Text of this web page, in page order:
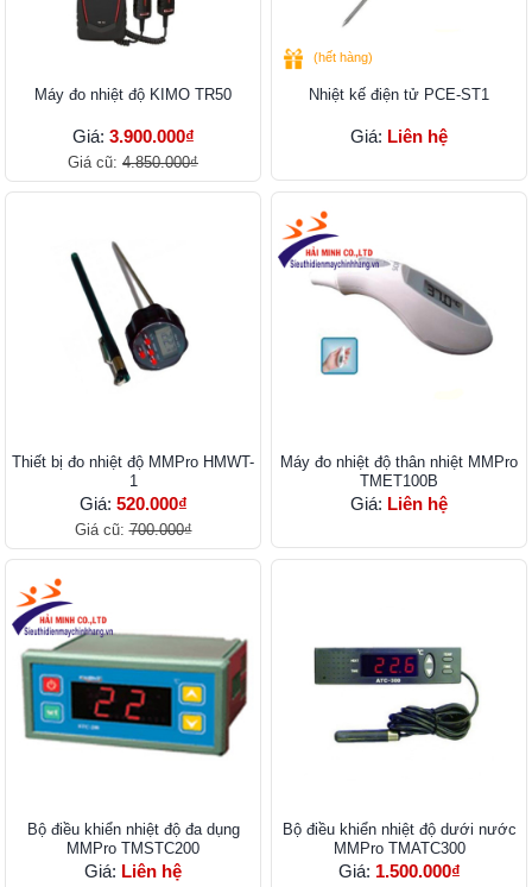
Máy đo nhiệt độ KIMO TR50
Giá: 3.900.000₫
Giá cũ: 4.850.000₫
(hết hàng)
Nhiệt kế điện tử PCE-ST1
Giá: Liên hệ
Thiết bị đo nhiệt độ MMPro HMWT-
1
Giá: 520.000₫
Giá cũ:700.000₫
Máy đo nhiệt độ thân nhiệt MMPro
TMET100B
Giá: Liên hệ
Bộ điều khiển nhiệt độ đa dụng
MMPro TMSTC200
Giá: Liên hệ
Bộ điều khiển nhiệt độ dưới nước
MMPro TMATC300
Giá: 1.500.000₫